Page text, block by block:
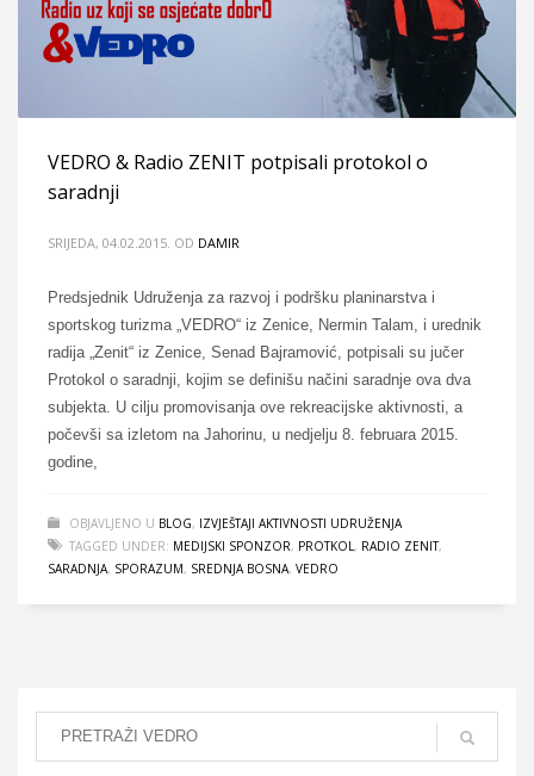
VEDRO & Radio ZENIT potpisali protokol o
saradnji
SRIJEDA, 04.02.2015. OD DAMIR
Predsjednik Udruženja za razvoj i podršku planinarstva i
sportskog turizma „VEDRO“ iz Zenice, Nermin Talam, i urednik
radija „Zenit“ iz Zenice, Senad Bajramović, potpisali su jučer
Protokol o saradnji, kojim se definišu načini saradnje ova dva
subjekta. U cilju promovisanja ove rekreacijske aktivnosti, a
počevši sa izletom na Jahorinu, u nedjelju 8. februara 2015.
godine,
OBJAVLJENO U BLOG, IZVJEŠTAJI AKTIVNOSTI UDRUŽENJA
TAGGED UNDER: MEDIJSKI SPONZOR, PROTKOL , RADIO ZENIT,
SARADNJA, SPORAZUM, SREDNJA BOSNA, VEDRO